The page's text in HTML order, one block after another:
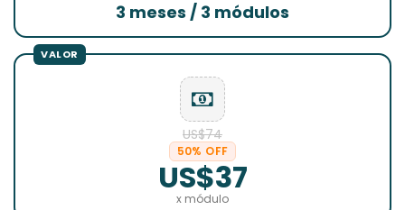
3 meses / 3 módulos
US$74
50% OFF
US$37
x módulo